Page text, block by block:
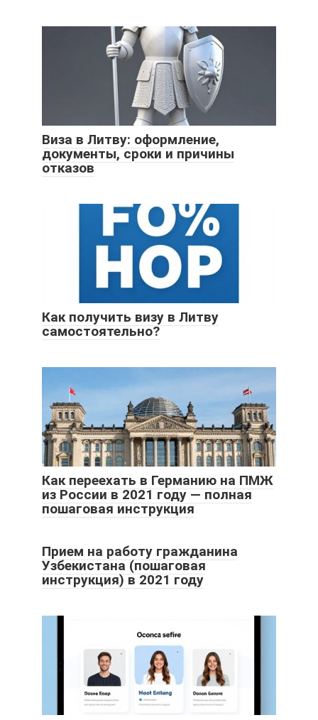
Виза в Литву: оформление,
документы, сроки и причины
отказов
Как получить визу в Литву
самостоятельно?
Как переехать в Германию на ПМЖ
из России в 2021 году — полная
пошаговая инструкция
Прием на работу гражданина
Узбекистана (пошаговая
инструкция) в 2021 году